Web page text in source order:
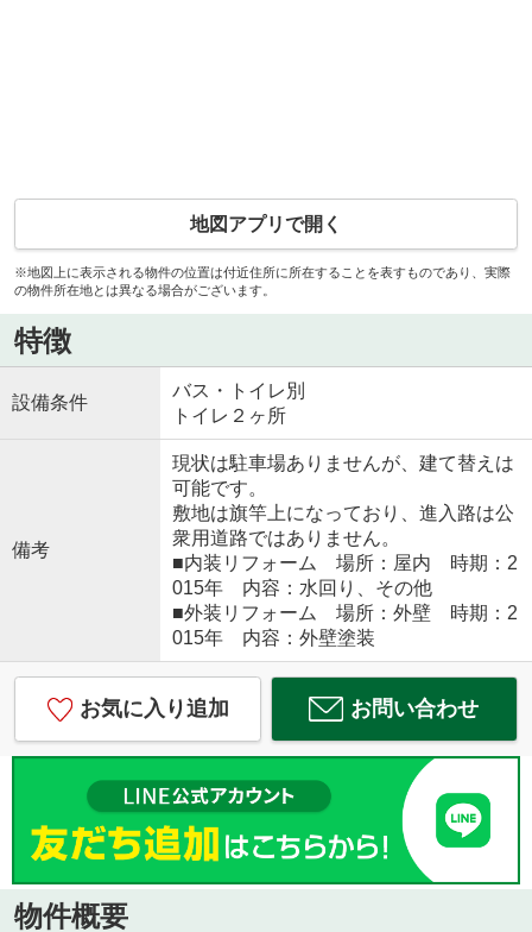
地図アプリで開く
※地図上に表示される物件の位置は付近住所に所在することを表すものであり、実際
の物件所在地とは異なる場合がございます。
特徴
設備条件
バス・トイレ別
トイレ２ヶ所
備考
現状は駐車場ありませんが、建て替えは
可能です。
敷地は旗竿上になっており、進入路は公
衆用道路ではありません。
■内装リフォーム 場所：屋内 時期：2
015年 内容：水回り、その他
■外装リフォーム 場所：外壁 時期：2
015年 内容：外壁塗装
お気に入り追加 お問い合わせ
物件概要